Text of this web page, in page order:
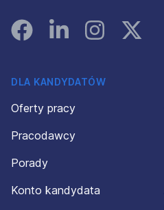
FacebookLinked InInstagramInstagram
DLA KANDYDATÓW
Oferty pracy
Pracodawcy
Porady
Konto kandydata